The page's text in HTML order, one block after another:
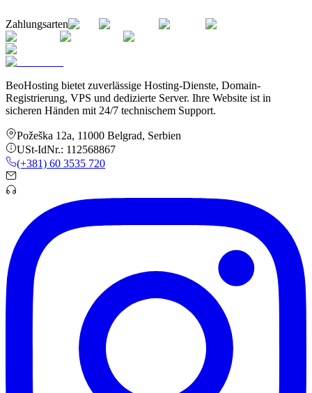
Zahlungsarten
BeoHosting bietet zuverlässige Hosting-Dienste, Domain-
Registrierung, VPS und dedizierte Server. Ihre Website ist in
sicheren Händen mit 24/7 technischem Support.
Požeška 12a, 11000 Belgrad, Serbien
USt-IdNr.: 112568867
(+381) 60 3535 720